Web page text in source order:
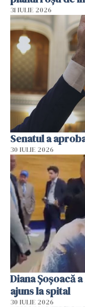
31 IULIE 2026
Senatul a
30 IULIE 2026
Diana Șoșoacă
ajuns la spital
30 IULIE 2026